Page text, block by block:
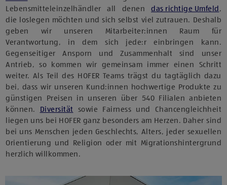
Lebensmitteleinzelhändler all denen das richtige Umfeld ,
die loslegen möchten und sich selbst viel zutrauen. Deshalb
geben wir unseren Mitarbeiter:innen Raum für
Verantwortung, in dem sich jede:r einbringen kann.
Gegenseitiger Ansporn und Zusammenhalt sind unser
Antrieb, so kommen wir gemeinsam immer einen Schritt
weiter. Als Teil des HOFER Teams trägst du tagtäglich dazu
bei, dass wir unseren Kund:innen hochwertige Produkte zu
günstigen Preisen in unseren über 540 Filialen anbieten
können. Diversität sowie Fairness und Chancengleichheit
liegen uns bei HOFER ganz besonders am Herzen. Daher sind
bei uns Menschen jeden Geschlechts, Alters, jeder sexuellen
Orientierung und Religion oder mit Migrationshintergrund
herzlich willkommen.